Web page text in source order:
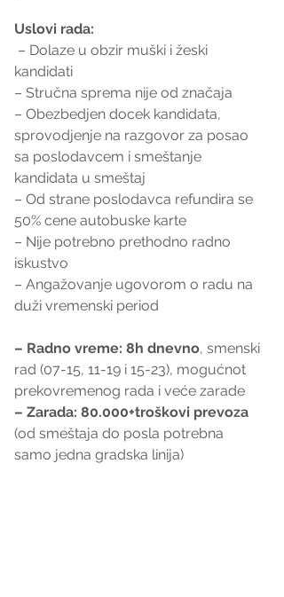
Uslovi rada:
kandidati
– Stručna sprema nije od značaja
– Obezbedjen docek kandidata,
sprovodjenje na razgovor za posao
sa poslodavcem i smeštanje
kandidata u smeštaj
– Od strane poslodavca refundira se
50% cene autobuske karte
– Nije potrebno prethodno radno
iskustvo
– Angažovanje ugovorom o radu na
duži vremenski period
– Radno vreme: 8h dnevno, smenski
rad (07-15, 11-19 i 15-23), mogućnot
prekovremenog rada i veće zarade
– Zarada: 80.000+troškovi prevoza
(od smeštaja do posla potrebna
samo jedna gradska linija)